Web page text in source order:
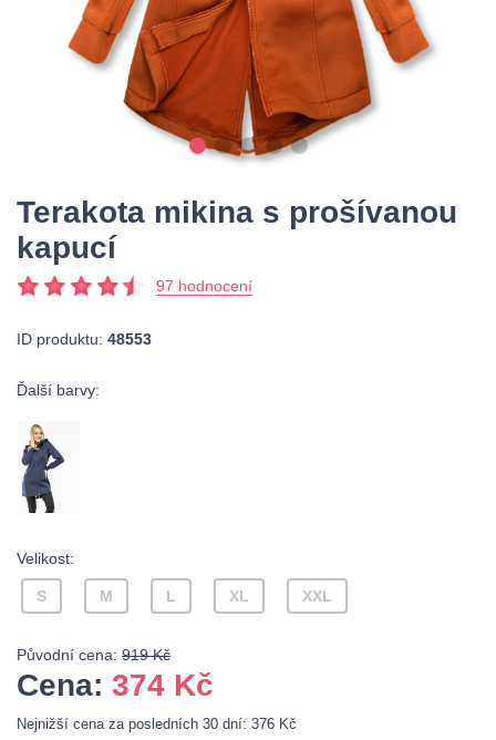
Terakota mikina s prošívanou
kapucí
97 hodnocení
ID produktu: 48553
Ďalší barvy:
Velikost:
S M L XL XXL
Původní cena: 919 Kč
Cena: 374 Kč
Nejnižší cena za posledních 30 dní: 376 Kč